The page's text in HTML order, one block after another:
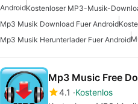
Android
Mp3 Musik Download Fuer Android
Mp3 Musik Herunterlader Fuer Android
Mp3 Music Free
4.1
Kostenlos